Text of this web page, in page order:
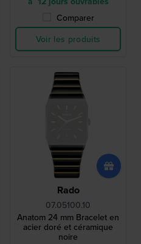
Comparer
Voir les produits
Rado
07.05100.10
Anatom 24 mm Bracelet en
acier doré et céramique
noire